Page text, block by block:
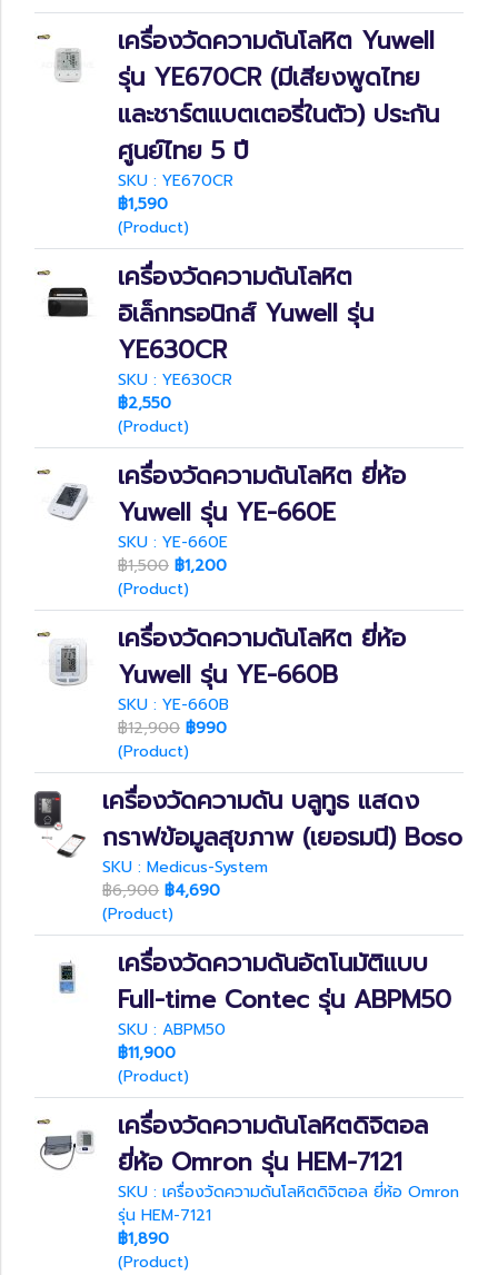
เครื่องวัดความดันโลหิต Yuwell
รุ่น YE670CR (มีเสียงพูดไทย
และชาร์ตแบตเตอรี่ในตัว) ประกัน
ศูนย์ไทย 5 ปี
SKU : YE670CR
฿1,590
(Product)
เครื่องวัดความดันโลหิต
อิเล็กทรอนิกส์ Yuwell รุ่น
YE630CR
SKU : YE630CR
฿2,550
(Product)
เครื่องวัดความดันโลหิต ยี่ห้อ
Yuwell รุ่น YE-660E
SKU : YE-660E
฿1,500 ฿1,200
(Product)
เครื่องวัดความดันโลหิต ยี่ห้อ
Yuwell รุ่น YE-660B
SKU : YE-660B
฿12,900 ฿990
(Product)
เครื่องวัดความดัน บลูทูธ แสดง
กราฟข้อมูลสุขภาพ (เยอรมนี) Boso
SKU : Medicus-System
฿6,900 ฿4,690
(Product)
เครื่องวัดความดันอัตโนมัติแบบ
Full-time Contec รุ่น ABPM50
SKU : ABPM50
฿11,900
(Product)
เครื่องวัดความดันโลหิตดิจิตอล
ยี่ห้อ Omron รุ่น HEM-7121
SKU : เครื่องวัดความดันโลหิตดิจิตอล ยี่ห้อ Omron
รุ่น HEM-7121
฿1,890
(Product)